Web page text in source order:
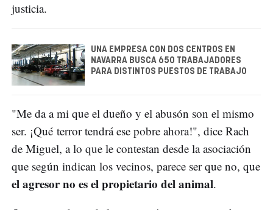
justicia.
UNA EMPRESA CON DOS CENTROS EN
NAVARRA BUSCA 650 TRABAJADORES
PARA DISTINTOS PUESTOS DE TRABAJO
"Me da a mi que el dueño y el abusón son el mismo
ser. ¡Qué terror tendrá ese pobre ahora!", dice Rach
de Miguel, a lo que le contestan desde la asociación
que según indican los vecinos, parece ser que no, que
el agresor no es el propietario del animal.